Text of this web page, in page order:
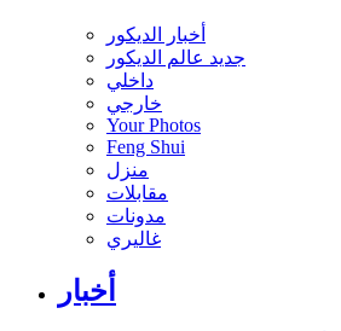
أخبار الديكور
جديد عالم الديكور
داخلي
خارجي
Your Photos
Feng Shui
منزل
مقابلات
مدونات
غاليري
أخبار